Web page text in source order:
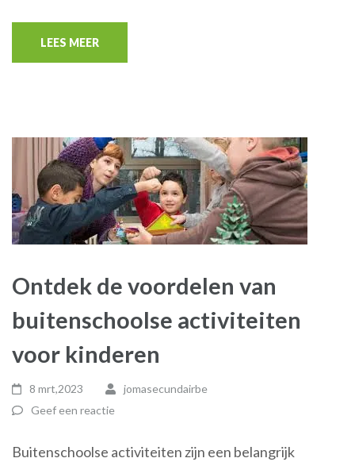
LEES MEER
Ontdek de voordelen van
buitenschoolse activiteiten
voor kinderen
8 mrt,2023
jomasecundairbe
Geef een reactie
Buitenschoolse activiteiten zijn een belangrijk